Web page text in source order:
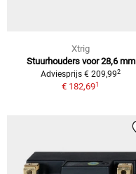
Xtrig
Stuurhouders voor 28,6 mm
Adviesprijs € 209,992
€ 182,691